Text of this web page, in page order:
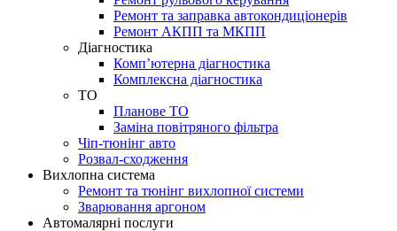
Ремонт та заправка автокондиціонерів
Ремонт АКПП та МКПП
Діагностика
Комп’ютерна діагностика
Комплексна діагностика
ТО
Планове ТО
Заміна повітряного фільтра
Чіп-тюнінг авто
Розвал-сходження
Вихлопна система
Ремонт та тюнінг вихлопної системи
Зварювання аргоном
Автомалярні послуги